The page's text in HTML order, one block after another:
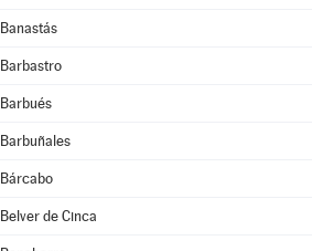
Banastás
Barbastro
Barbués
Barbuñales
Bárcabo
Belver de Cinca